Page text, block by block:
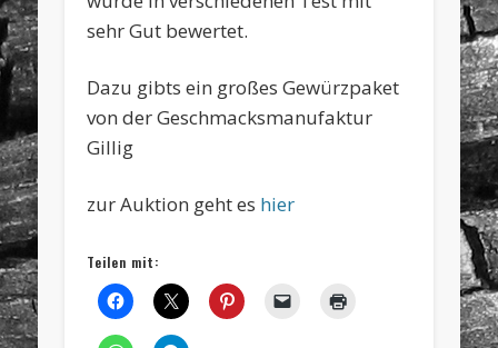
sehr Gut bewertet.
Dazu gibts ein großes Gewürzpaket
von der Geschmacksmanufaktur
Gillig
zur Auktion geht es hier
Teilen mit: